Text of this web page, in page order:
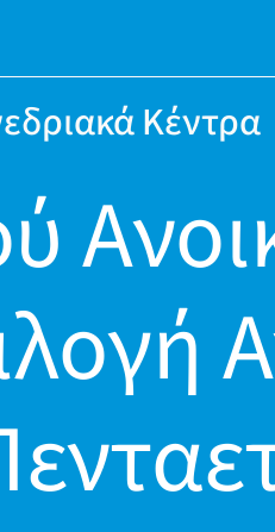
Κέντρα